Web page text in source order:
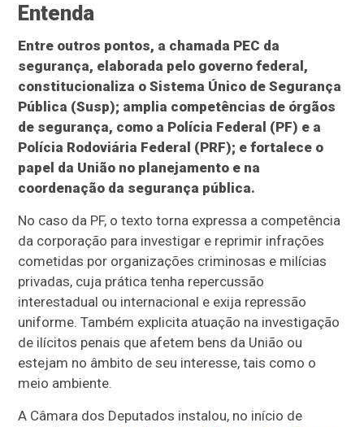
Entenda
Entre outros pontos, a chamada PEC da
segurança, elaborada pelo governo federal,
constitucionaliza o Sistema Único de Segurança
Pública (Susp); amplia competências de órgãos
de segurança, como a Polícia Federal (PF) e a
Polícia Rodoviária Federal (PRF); e fortalece o
papel da União no planejamento e na
coordenação da segurança pública.
No caso da PF, o texto torna expressa a competência
da corporação para investigar e reprimir infrações
cometidas por organizações criminosas e milícias
privadas, cuja prática tenha repercussão
interestadual ou internacional e exija repressão
uniforme. Também explicita atuação na investigação
de ilícitos penais que afetem bens da União ou
estejam no âmbito de seu interesse, tais como o
meio ambiente.
A Câmara dos Deputados instalou, no início de